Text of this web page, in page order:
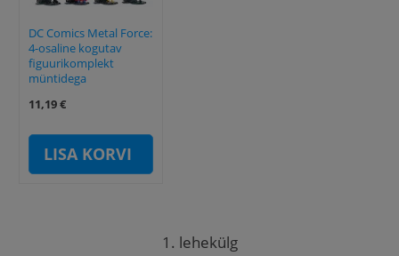
DC Comics Metal Force:
4-osaline kogutav
figuurikomplekt
müntidega
11,19 €
LISA KORVI
1. lehekülg